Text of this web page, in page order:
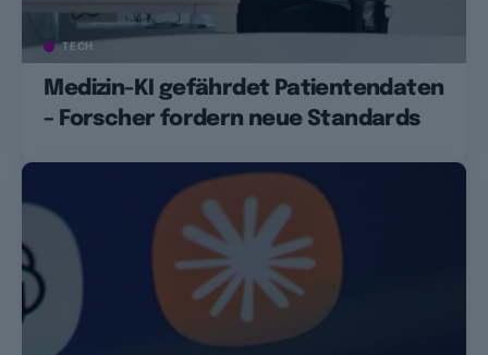
TECH
Medizin-KI gefährdet Patientendaten
– Forscher fordern neue Standards